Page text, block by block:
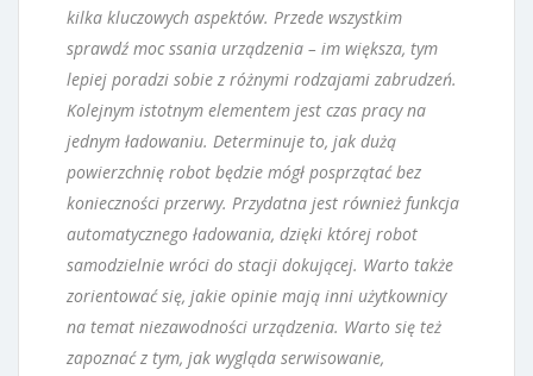
kilka kluczowych aspektów. Przede wszystkim
sprawdź moc ssania urządzenia – im większa, tym
lepiej poradzi sobie z różnymi rodzajami zabrudzeń.
Kolejnym istotnym elementem jest czas pracy na
jednym ładowaniu. Determinuje to, jak dużą
powierzchnię robot będzie mógł posprzątać bez
konieczności przerwy. Przydatna jest również funkcja
automatycznego ładowania, dzięki której robot
samodzielnie wróci do stacji dokującej. Warto także
zorientować się, jakie opinie mają inni użytkownicy
na temat niezawodności urządzenia. Warto się też
zapoznać z tym, jak wygląda serwisowanie,